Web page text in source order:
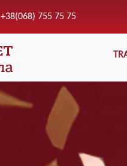
+38(068) 755 75 75